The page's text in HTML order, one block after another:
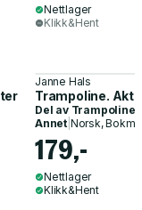
Nettlager
Klikk&Hent
Janne Hals
Trampoline.
Del av Trampoline
Annet| Norsk,
179,-
Nettlager
Klikk&Hent